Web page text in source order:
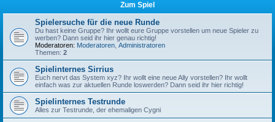
Zum Spiel
Spielersuche für die neue Runde
Du hast keine Gruppe? Ihr wollt eure Gruppe vorstellen um neue Spieler zu
werben? Dann seid ihr hier genau richtig!
Moderatoren: Moderatoren Administratoren
Themen: 2
Spielinternes Sirrius
Euch nervt das System xyz? Ihr wollt eine neue Ally vorstellen? Ihr wollt
einfach was zur aktuellen Runde loswerden? Dann seid ihr hier richtig!
Spielinternes Testrunde
Alles zur Testrunde, der ehemaligen Cygni